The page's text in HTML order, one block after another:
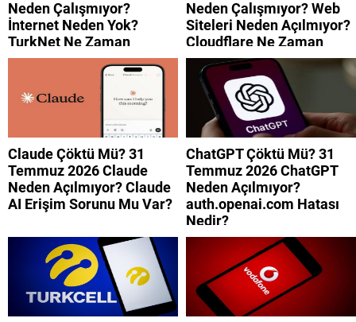
Neden Çalışmıyor?
İnternet Neden Yok?
TurkNet Ne Zaman
Düzelecek?
Neden Çalışmıyor? Web
Siteleri Neden Açılmıyor?
Cloudflare Ne Zaman
Düzelecek?
Claude Çöktü Mü? 31
Temmuz 2026 Claude
Neden Açılmıyor? Claude
AI Erişim Sorunu Mu Var?
ChatGPT Çöktü Mü? 31
Temmuz 2026 ChatGPT
Neden Açılmıyor?
auth.openai.com Hatası
Nedir?